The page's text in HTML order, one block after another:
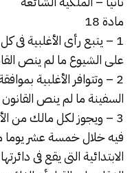
مادة 18
1 – يتبع رأى الأغلبية
على الشيوع ما لم ينص
2 – وتتوافر الأغلبية
السفينة ما لم ينص
3 – ويجوز لكل مالك من
فيه خلال خمسة عشر يوما
الابتدائية التى يقع فى